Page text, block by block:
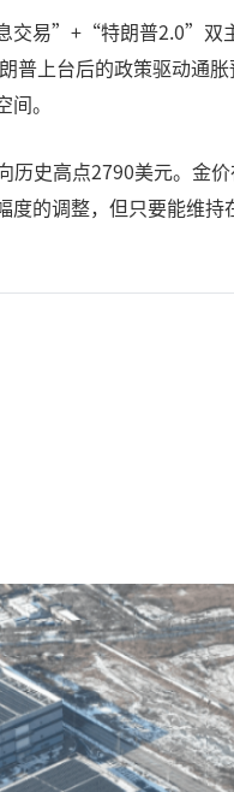
易”+“特朗普2.0”双
上台后的政策驱动通
。
史高点2790美元。金
的调整，但只要能维